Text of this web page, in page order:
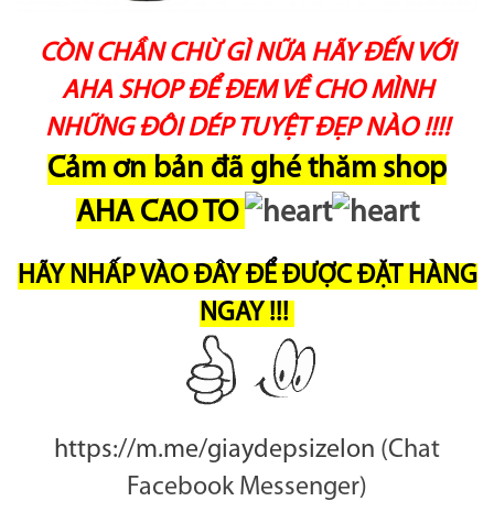
CÒN CHẦN CHỪ GÌ NỮA HÃY ĐẾN VỚI
AHA SHOP ĐỂ ĐEM VỀ CHO MÌNH
NHỮNG ĐÔI DÉP TUYỆT ĐẸP NÀO !!!!
Cảm ơn bản đã ghé thăm shop
AHA CAO TO
HÃY NHẤP VÀO ĐÂY ĐỂ ĐƯỢCĐẶT HÀNG
NGAY !!!
https://m.me/giaydepsizelon (Chat
Facebook Messenger)